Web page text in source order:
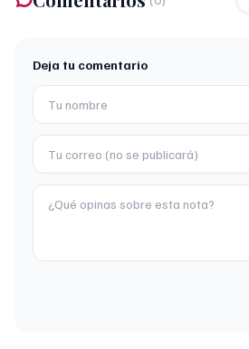
Deja tu comentario